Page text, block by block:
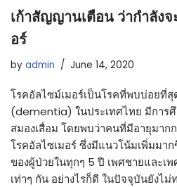
เก้าสัญญานเตือน ว่ากำลังจ
อร์
by admin June 14, 2020
โรคอัลไซม์เมอร์เป็นโรคที่พบบ่อยที่สุ
(dementia) ในประเทศไทย มีการ
สมองเสื่อม โดยพบว่าคนที่มีอายุมาก
โรคอัลไซเมอร์ ซึ่งมีแนวโน้มเพิ่มมาก
ของผู้ป่วยในทุกๆ 5 ปี เพศชายและเ
เท่าๆ กัน อย่างไรก็ดี ในปัจจุบันยังไ